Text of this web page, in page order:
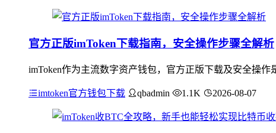
官方正版imToken下载指南，安全操作步骤全解析
imToken作为主流数字资产钱包，官方正版下载及安全操
imtoken官方钱包下载 qbadmin 1.1K 2026-08-07